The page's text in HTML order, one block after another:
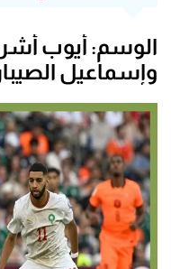
الوسم: أيوب
وإسماعيل